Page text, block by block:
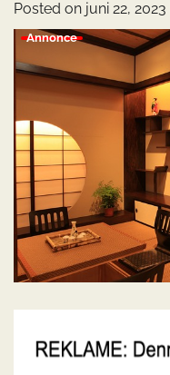
Posted on juni 22, 2023
Annonce